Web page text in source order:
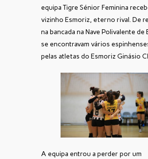
equipa Tigre Sénior Feminina
vizinho Esmoriz, eterno rival. De
na bancada na Nave Polivalente de
se encontravam vários
pelas atletas do Esmoriz Ginásio
A equipa entrou a perder por um